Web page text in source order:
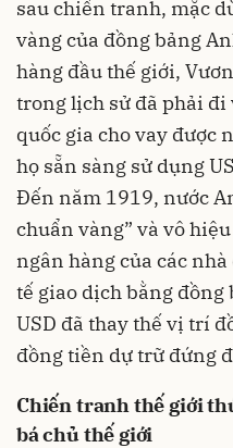
sau chiến tranh, mặc
vàng của đồng bảng
hàng đầu thế giới,
trong lịch sử đã phải
quốc gia cho vay được
họ sẵn sàng sử dụng
Đến năm 1919, nước
chuẩn vàng” và vô
ngân hàng của các
tế giao dịch bằng đồng
USD đã thay thế vị trí
đồng tiền dự trữ đứng
Chiến tranh thế giới
bá chủ thế giới